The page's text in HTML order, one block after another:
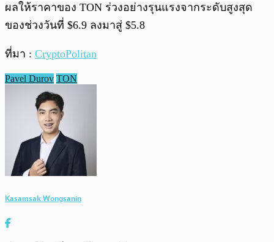
ผลให้ราคาของ TON ร่วงอย่างรุนแรงจากระดับสูงสุด
ของช่วงวันที่ $6.9 ลงมาสู่ $5.8
ที่มา : CryptoPolitan
Pavel Durov TON
Kasamsak Wongsanin